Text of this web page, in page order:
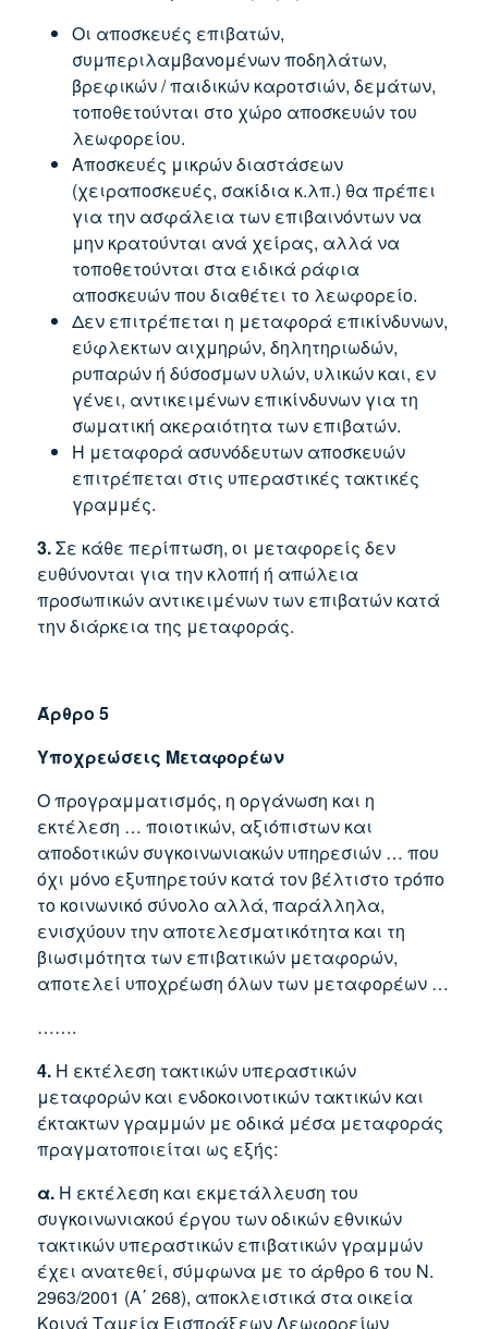
Οι αποσκευές επιβατών,
συμπεριλαμβανομένων ποδηλάτων,
βρεφικών / παιδικών καροτσιών, δεμάτων,
τοποθετούνται στο χώρο αποσκευών του
λεωφορείου.
Αποσκευές μικρών διαστάσεων
(χειραποσκευές, σακίδια κ.λπ.) θα πρέπει
για την ασφάλεια των επιβαινόντων να
μην κρατούνται ανά χείρας, αλλά να
τοποθετούνται στα ειδικά ράφια
αποσκευών που διαθέτει το λεωφορείο.
Δεν επιτρέπεται η μεταφορά επικίνδυνων,
εύφλεκτων αιχμηρών, δηλητηριωδών,
ρυπαρών ή δύσοσμων υλών, υλικών και, εν
γένει, αντικειμένων επικίνδυνων για τη
σωματική ακεραιότητα των επιβατών.
Η μεταφορά ασυνόδευτων αποσκευών
επιτρέπεται στις υπεραστικές τακτικές
γραμμές.
3.Σε κάθε περίπτωση, οι μεταφορείς δεν
ευθύνονται για την κλοπή ή απώλεια
προσωπικών αντικειμένων των επιβατών κατά
την διάρκεια της μεταφοράς.
Άρθρο 5
Υποχρεώσεις Μεταφορέων
Ο προγραμματισμός, η οργάνωση και η
εκτέλεση … ποιοτικών, αξιόπιστων και
αποδοτικών συγκοινωνιακών υπηρεσιών … που
όχι μόνο εξυπηρετούν κατά τον βέλτιστο τρόπο
το κοινωνικό σύνολο αλλά, παράλληλα,
ενισχύουν την αποτελεσματικότητα και τη
βιωσιμότητα των επιβατικών μεταφορών,
αποτελεί υποχρέωση όλων των μεταφορέων …
…….
4. Η εκτέλεση τακτικών υπεραστικών
μεταφορών και ενδοκοινοτικών τακτικών και
έκτακτων γραμμών με οδικά μέσα μεταφοράς
πραγματοποιείται ως εξής:
α. Η εκτέλεση και εκμετάλλευση του
συγκοινωνιακού έργου των οδικών εθνικών
τακτικών υπεραστικών επιβατικών γραμμών
έχει ανατεθεί, σύμφωνα με το άρθρο 6 του Ν.
2963/2001 (Α΄ 268), αποκλειστικά στα οικεία
Κοινά Ταμεία Εισπράξεων Λεωφορείων